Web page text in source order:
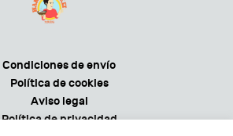
Condiciones de envío
Política de cookies
Aviso legal
Política de privacidad